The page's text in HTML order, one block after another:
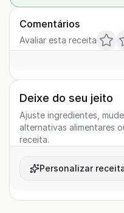
Comentários
Avaliar esta receita
Deixe do seu jeito
Ajuste ingredientes,
alternativas alimentares
receita.
Personalizar